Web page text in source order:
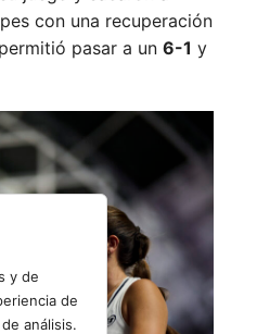
con una recuperación
pasar a un 6-1 y
y de
de
análisis.